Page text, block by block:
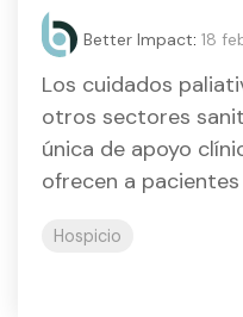
Better Impact: 18
Los cuidados
otros sectores
única de apoyo
ofrecen a pacientes
Hospicio